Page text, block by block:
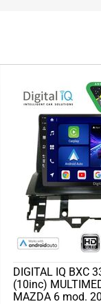
DIGITAL IQ BXC
(10inc)
MAZDA 6 mod.